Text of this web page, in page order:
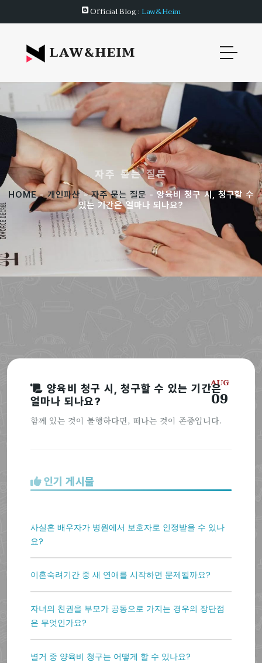
Official Blog : Law&Heim
LAW&HEIM
자주 묻는 질문
HOME-개인파산-자주 묻는 질문 - 양육비 청구 시, 청구할 수
있는 기간은 얼마나 되나요?
AUG
09
양육비 청구 시, 청구할 수 있는 기간은
얼마나 되나요?
함께 있는 것이 불행하다면, 떠나는 것이 존중입니다.
인기 게시물
사실혼 배우자가 병원에서 보호자로 인정받을 수 있나
요?
이혼숙려기간 중 새 연애를 시작하면 문제될까요?
자녀의 친권을 부모가 공동으로 가지는 경우의 장단점
은 무엇인가요?
별거 중 양육비 청구는 어떻게 할 수 있나요?